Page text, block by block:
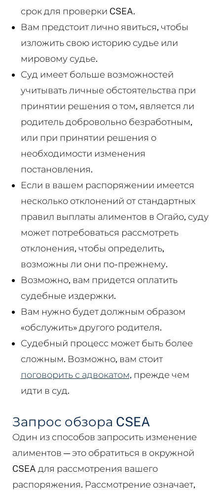
срок для проверки CSEA.
Вам предстоит лично явиться, чтобы
изложить свою историю судье или
мировому судье.
Суд имеет больше возможностей
учитывать личные обстоятельства при
принятии решения о том, является ли
родитель добровольно безработным,
или при принятии решения о
необходимости изменения
постановления.
Если в вашем распоряжении имеется
несколько отклонений от стандартных
правил выплаты алиментов в Огайо, суду
может потребоваться рассмотреть
отклонения, чтобы определить,
возможны ли они по-прежнему.
Возможно, вам придется оплатить
судебные издержки.
Вам нужно будет должным образом
«обслужить» другого родителя.
Судебный процесс может быть более
сложным. Возможно, вам стоит
поговорить с адвокатом, прежде чем
идти в суд.
Запрос обзора CSEA
Один из способов запросить изменение
алиментов — это обратиться в окружной
CSEA для рассмотрения вашего
распоряжения. Рассмотрение означает,